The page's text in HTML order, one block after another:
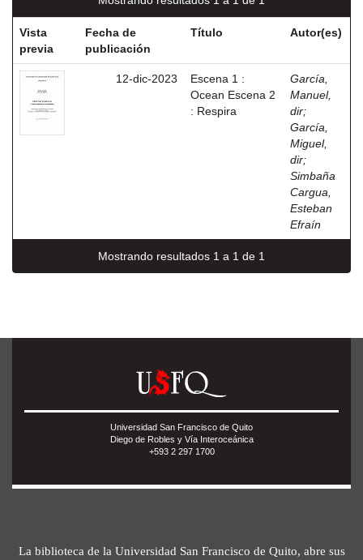
Vista
previa
Fecha de
publicación
Título Autor(es)
12-dic-2023
Escena 1 :
Ocean Escena 2
: Respira
García,
Manuel,
dir;
García,
Miguel,
dir;
Simbaña
Cargua,
Esteban
Efraín
Mostrando resultados 1 a 1 de 1
Universidad San Francisco de Quito
Diego de Robles y Vía Interoceánica
+593 2 297 1700
La biblioteca de la Universidad San Francisco de Quito, abre sus